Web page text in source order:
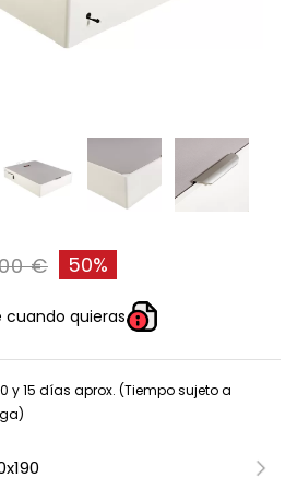
€ 50%
quieras
y 15 días aprox. (Tiempo sujeto a